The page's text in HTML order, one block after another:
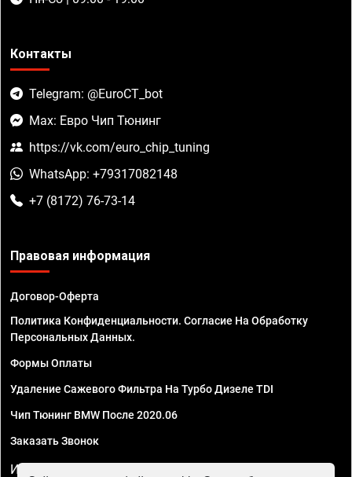
Контакты
Telegram: @EuroCT_bot
Max: Евро Чип Тюнинг
https://vk.com/euro_chip_tuning
WhatsApp: +79317082148
+7 (8172) 76-73-14
Правовая информация
Договор-Оферта
Политика Конфиденциальности. Согласие На Обработку
Персональных Данных.
Формы Оплаты
Удаление Сажевого Фильтра На Турбо Дизеле TDI
Чип Тюнинг BMW После 2020.06
Заказать Звонок
ИП Смирнов Георгий Павлович. ИНН 781302555843,